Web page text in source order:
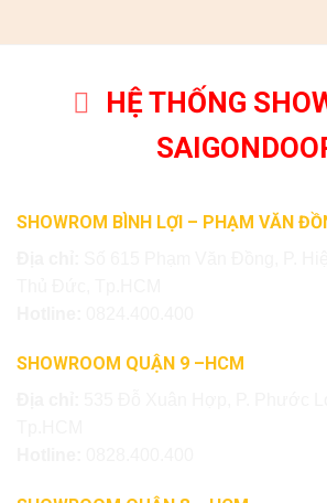
HỆ THỐNG
SHOWROM BÌNH LỢI – PHẠM VĂN
SHOWROOM QUẬN 9 –HCM